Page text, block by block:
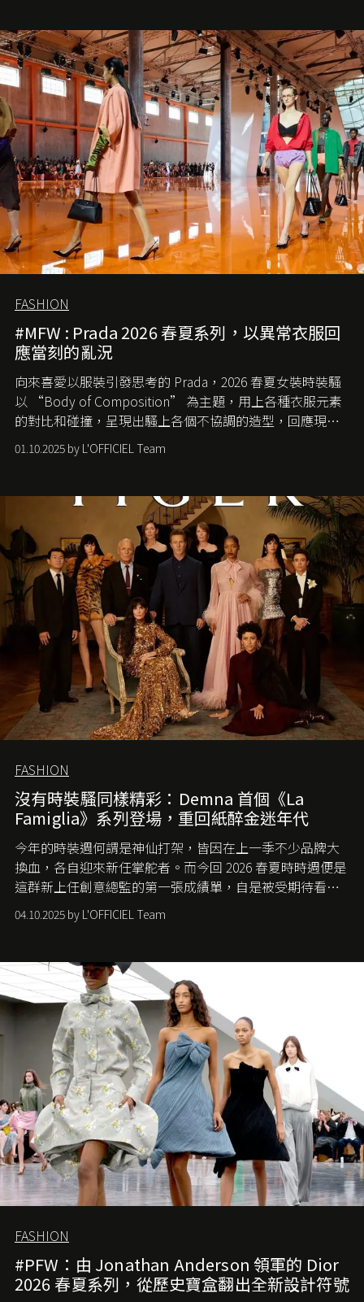
愛它的雋永與優雅。那麼這個手袋是怎麼誕生的呢？又為
甚麼取名叫 2.55 ？今天就由《L'Officiel HK》帶你穿越流金
歲月，回顧 2.55 的誕生故事。
FASHION
#MFW : Prada 2026 春夏系列，以異常衣服回
應當刻的亂況
向來喜愛以服裝引發思考的 Prada，2026 春夏女裝時裝騷
以 “Body of Composition” 為主題，用上各種衣服元素
的對比和碰撞，呈現出騷上各個不協調的造型，回應現今
社會各種資訊、文化超載的現象。
01.10.2025 by L'OFFICIEL Team
FASHION
沒有時裝騷同樣精彩：Demna 首個《La
Famiglia》系列登場，重回紙醉金迷年代
今年的時裝週何謂是神仙打架，皆因在上一季不少品牌大
換血，各自迎來新任掌舵者。而今回 2026 春夏時時週便是
這群新上任創意總監的第一張成績單，自是被受期待看他
們如何各顯神通。意大利老牌 Gucci 在過去幾個季度業績
難已救回，開雲集團任命成功曾翻轉 Balenciaga 的愛將
團市值一日蒸發 30 億美元，大眾擔心走得太前的 Demna
會忽略品牌的美學基礎，最後變成三不像。而從剛剛推出
的首作所造成的話題及關注度，我們便知道 Demna 沒這麼
簡單，一個嶄新的 Gucci 時代已經展開！
04.10.2025 by L'OFFICIEL Team
FASHION
#PFW：由 Jonathan Anderson 領軍的 Dior
2026 春夏系列，從歷史寶盒翻出全新設計符號